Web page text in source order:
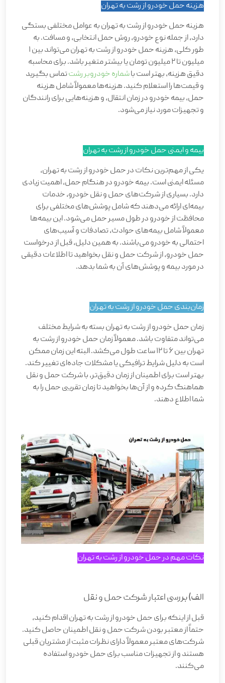
هزینه حمل خودرو از رشت به تهران
هزینه حمل خودرو از رشت به تهران به عوامل مختلفی بستگی
دارد، از جمله نوع خودرو، روش حمل انتخابی، و مسافت. به
طور کلی، هزینه حمل خودرو از رشت به تهران می‌تواند بین 1
میلیون تا 2 میلیون تومان یا بیشتر متغیر باشد. برای محاسبه
دقیق هزینه، بهتر است باشماره خودروبر رشتتماس بگیرید
و قیمت‌ها را استعلام کنید. هزینه‌ها معمولاً شامل هزینه
حمل، بیمه خودرو در زمان انتقال، و هزینه‌هایی برای رانندگان
و تجهیزات مورد نیاز می‌شود.
بیمه و ایمنی حمل خودرو از رشت به تهران
یکی از مهم‌ترین نکات در حمل خودرو از رشت به تهران،
مسئله ایمنی است. بیمه خودرو در هنگام حمل، اهمیت زیادی
دارد. بسیاری از شرکت‌های حمل و نقل خودرو، خدمات
بیمه‌ای ارائه می‌دهند که شامل پوشش‌های مختلفی برای
محافظت از خودرو در طول مسیر حمل می‌شود. این بیمه‌ها
معمولاً شامل بیمه‌های حوادث، تصادفات و آسیب‌های
احتمالی به خودرو می‌باشند. به همین دلیل، قبل از درخواست
حمل خودرو، از شرکت حمل و نقل بخواهید تا اطلاعات دقیقی
در مورد بیمه و پوشش‌های آن به شما بدهد.
زمان‌بندی حمل خودرو از رشت به تهران
زمان حمل خودرو از رشت به تهران بسته به شرایط مختلف
می‌تواند متفاوت باشد. معمولاً زمان حمل خودرو از رشت به
تهران بین 6 تا 12 ساعت طول می‌کشد. البته این زمان ممکن
است به دلیل شرایط ترافیکی یا مشکلات جاده‌ای تغییر کند.
بهتر است برای اطمینان از زمان دقیق‌تر، با شرکت حمل و نقل
هماهنگ کرده و از آن‌ها بخواهید تا زمان تقریبی حمل را به
شما اطلاع دهند.
نکات مهم در حمل خودرو از رشت به تهران
الف) بررسی اعتبار شرکت حمل و نقل
قبل از اینکه برای حمل خودرو از رشت به تهران اقدام کنید،
حتماً از معتبر بودن شرکت حمل و نقل اطمینان حاصل کنید.
شرکت‌های معتبر معمولاً دارای نظرات مثبت از مشتریان قبلی
هستند و از تجهیزات مناسب برای حمل خودرو استفاده
می‌کنند.